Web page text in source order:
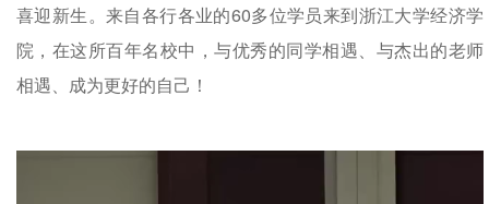
喜迎新生。来自各行各业的60多位学员来到浙江大学经济学
院，在这所百年名校中，与优秀的同学相遇、与杰出的老师
相遇、成为更好的自己！